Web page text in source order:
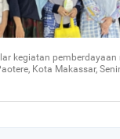
kegiatan
Kota Makassar,